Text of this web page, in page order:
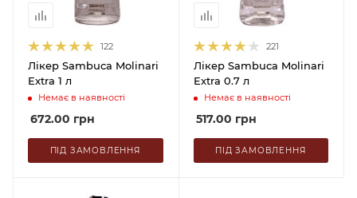
122
Лікер Sambuca Molinari
Extra 1 л
Немає в наявності
672.00 грн
ПІД ЗАМОВЛЕННЯ
221
Лікер Sambuca Molinari
Extra 0.7 л
Немає в наявності
517.00 грн
ПІД ЗАМОВЛЕННЯ